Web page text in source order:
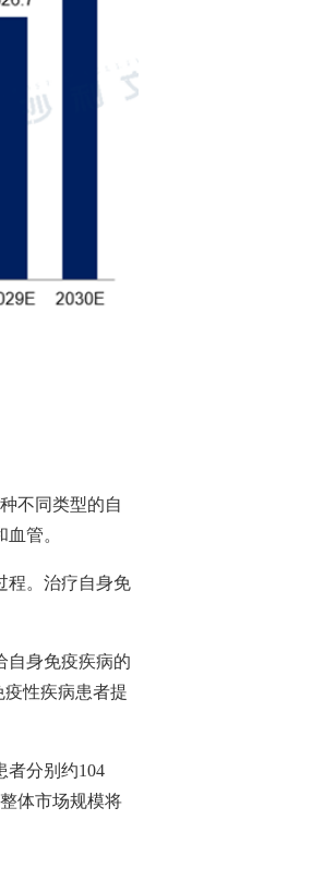
种不同类型的自
管。
程。治疗自身免
自身免疫疾病的
性疾病患者提
者分别约104
体市场规模将